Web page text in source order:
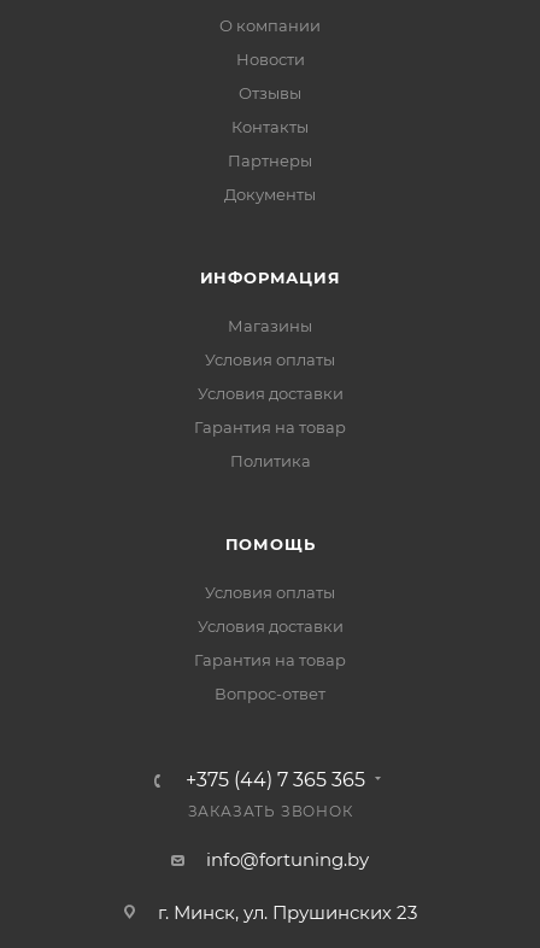
О компании
Новости
Отзывы
Контакты
Партнеры
Документы
ИНФОРМАЦИЯ
Магазины
Условия оплаты
Условия доставки
Гарантия на товар
Политика
ПОМОЩЬ
Условия оплаты
Условия доставки
Гарантия на товар
Вопрос-ответ
+375 (44) 7 365 365
ЗАКАЗАТЬ ЗВОНОК
info@fortuning.by
г. Минск, ул. Прушинских 23